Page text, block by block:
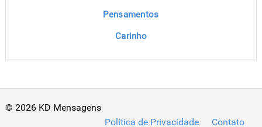
Pensamentos
Carinho
© 2026 KD Mensagens
Política de Privacidade
Contato